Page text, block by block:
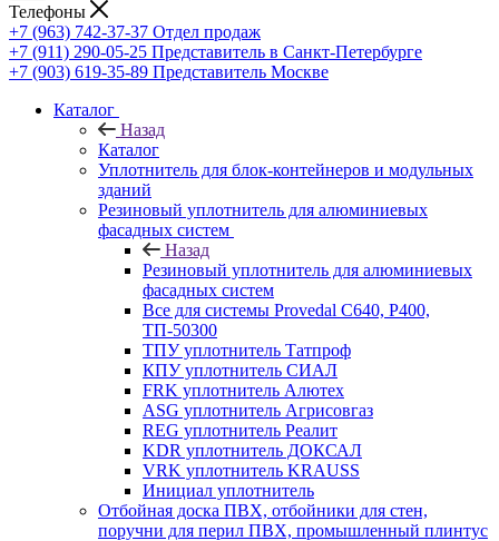
Телефоны
+7 (963) 742-37-37 Отдел продаж
+7 (911) 290-05-25 Представитель в Санкт-Петербурге
+7 (903) 619-35-89 Представитель Москве
Каталог
Назад
Каталог
Уплотнитель для блок-контейнеров и модульных
зданий
Резиновый уплотнитель для алюминиевых
фасадных систем
Назад
Резиновый уплотнитель для алюминиевых
фасадных систем
Все для системы Provedal С640, Р400,
ТП-50300
ТПУ уплотнитель Татпроф
КПУ уплотнитель СИАЛ
FRK уплотнитель Алютех
ASG уплотнитель Агрисовгаз
REG уплотнитель Реалит
KDR уплотнитель ДОКСАЛ
VRK уплотнитель KRAUSS
Инициал уплотнитель
Отбойная доска ПВХ, отбойники для стен,
поручни для перил ПВХ, промышленный плинтус